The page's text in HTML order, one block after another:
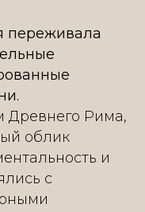
переживала
Древнего Рима,
облик
и
с